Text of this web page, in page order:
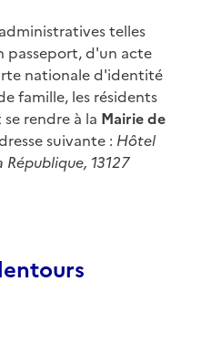
telles
d'un acte
nationale d'identité
famille, les résidents
rendre à la Mairie de
suivante : Hôtel
13127